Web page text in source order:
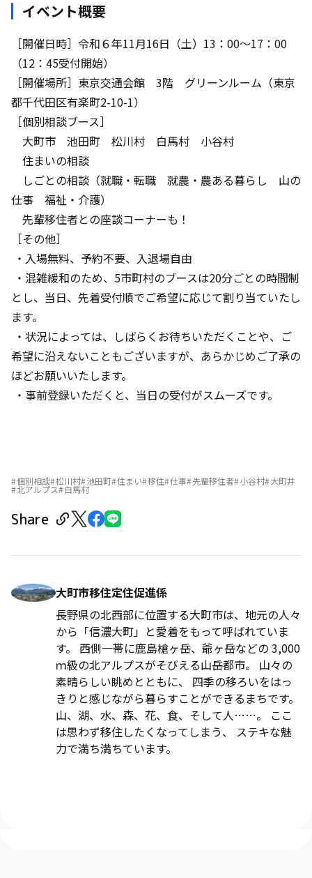
イベント概要
［開催日時］令和６年11月16日（土）13：00～17：00
（12：45受付開始）
［開催場所］東京交通会館 3階 グリーンルーム（東京
都千代田区有楽町2-10-1）
［個別相談ブース］
大町市 池田町 松川村 白馬村 小谷村
住まいの相談
しごとの相談（就職・転職 就農・農ある暮らし 山の
仕事 福祉・介護）
先輩移住者との座談コーナーも！
［その他］
・入場無料、予約不要、入退場自由
・混雑緩和のため、5市町村のブースは20分ごとの時間制
とし、当日、先着受付順でご希望に応じて割り当ていたし
ます。
・状況によっては、しばらくお待ちいただくことや、ご
希望に沿えないこともございますが、あらかじめご了承の
ほどお願いいたします。
・事前登録いただくと、当日の受付がスムーズです。
個別相談 松川村 池田町 住まい 移住 仕事 先輩移住者 小谷村 大町井
北アルプス 白馬村
Share
大町市移住定住促進係
長野県の北西部に位置する大町市は、地元の人々
から「信濃大町」と愛着をもって呼ばれていま
す。 西側一帯に鹿島槍ヶ岳、爺ヶ岳などの 3,000
ｍ級の北アルプスがそびえる山岳都市。 山々の
素晴らしい眺めとともに、 四季の移ろいをはっ
きりと感じながら暮らすことができるまちです。
山、湖、水、森、花、食、そして人……。 ここ
は思わず移住したくなってしまう、 ステキな魅
力で満ち満ちています。